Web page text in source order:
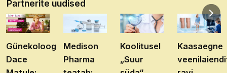
Partnerite uudised
Günekoloog
Dace
Medison
Pharma
Koolitusel
„Suur
Kaasaegne